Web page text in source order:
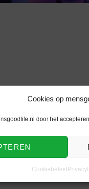
Cookies op
door het
Cookiebeleid